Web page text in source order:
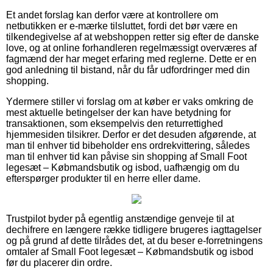
Et andet forslag kan derfor være at kontrollere om
netbutikken er e-mærke tilsluttet, fordi det bør være en
tilkendegivelse af at webshoppen retter sig efter de danske
love, og at online forhandleren regelmæssigt overværes af
fagmænd der har meget erfaring med reglerne. Dette er en
god anledning til bistand, når du får udfordringer med din
shopping.
Ydermere stiller vi forslag om at køber er vaks omkring de
mest aktuelle betingelser der kan have betydning for
transaktionen, som eksempelvis den returrettighed
hjemmesiden tilsikrer. Derfor er det desuden afgørende, at
man til enhver tid bibeholder ens ordrekvittering, således
man til enhver tid kan påvise sin shopping af Small Foot
legesæt – Købmandsbutik og isbod, uafhængig om du
efterspørger produkter til en herre eller dame.
Trustpilot byder på egentlig anstændige genveje til at
dechifrere en længere række tidligere brugeres iagttagelser
og på grund af dette tilrådes det, at du beser e-forretningens
omtaler af Small Foot legesæt – Købmandsbutik og isbod
før du placerer din ordre.